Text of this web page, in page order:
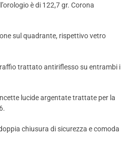
è di 122,7 gr. Corona
sul quadrante, rispettivo vetro
trattato antiriflesso su entrambi i
lucide argentate trattate per la
chiusura di sicurezza e comoda